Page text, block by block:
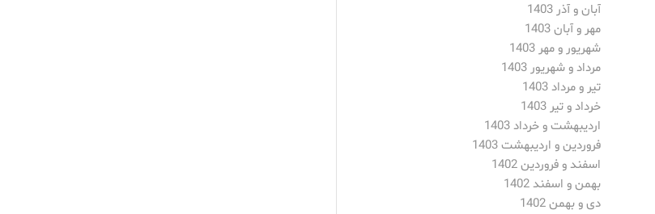
آبان و آذر 1403
مهر و آبان 1403
شهریور و مهر 1403
مرداد و شهریور 1403
تیر و مرداد 1403
خرداد و تیر 1403
اردیبهشت و خرداد 1403
فروردین و اردیبهشت 1403
اسفند و فروردین 1402
بهمن و اسفند 1402
دی و بهمن 1402